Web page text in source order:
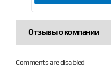
Отзывы о компании
Comments are disabled